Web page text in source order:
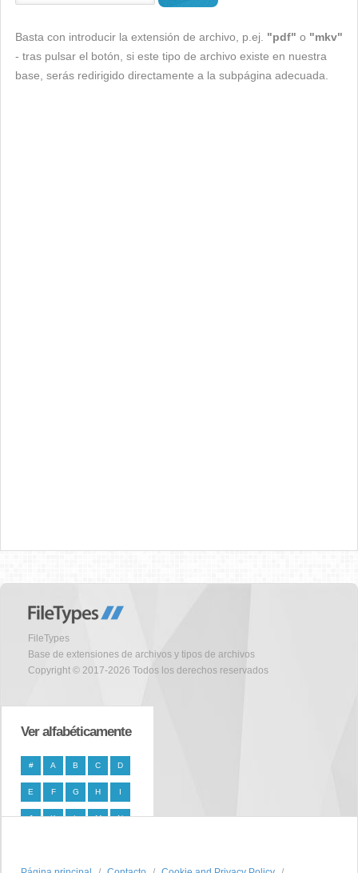
Basta con introducir la extensión de archivo, p.ej. "pdf" o "mkv"
- tras pulsar el botón, si este tipo de archivo existe en nuestra
base, serás redirigido directamente a la subpágina adecuada.
FileTypes
Base de extensiones de archivos y tipos de archivos
Copyright © 2017-2026 Todos los derechos reservados
Ver alfabéticamente
# A B C D
E F G H I
J K L M N
T U V W X